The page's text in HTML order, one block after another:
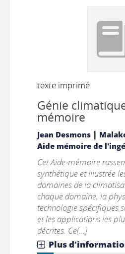
texte imprimé
Génie
mémoire
Jean Desmons |
Aide mémoire de
Cet Aide-mémoire
synthétique et illustrée
domaines de la
chaque domaine, la
technologie spécifiques
et les applications les
décrites. Ce[...]
Plus